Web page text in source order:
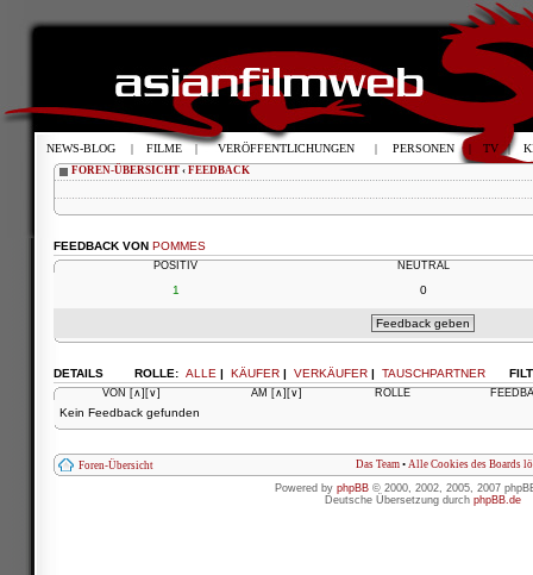
FOREN-ÜBERSICHT ‹ FEEDBACK
FEEDBACK VON POMMES
POSITIV NEUTRAL
1 0
ROLLE: ALLE | KÄUFER | VERKÄUFER | TAUSCHPARTNER
DETAILS
VON [∧] [∨] AM [∧] [∨] ROLLE
Kein Feedback gefunden
Foren-Übersicht Das Team • Alle Cookies des Boards
Powered by phpBB © 2000, 2002, 2005, 2007
Deutsche Übersetzung durch phpBB.de
NEWS-BLOG | FILME | VERÖFFENTLICHUNGEN | PERSONEN | TV |